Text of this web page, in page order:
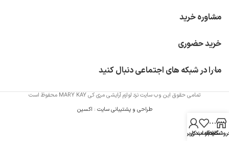
مشاوره خرید
خرید حضوری
ما را در شبکه های اجتماعی دنبال کنید
تمامی حقوق این وب سایت نزد لوازم آرایشی مری کی MARY KAY محفوظ است
طراحی و پشتیبانی سایت : اکسین
سایدبار
علاقه مندی
حساب کاربری من